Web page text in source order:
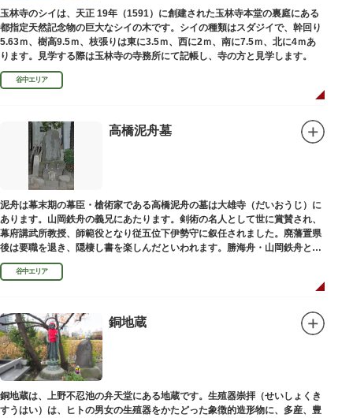
御利益にあやかりながらの散策は、福徳と心の安らぎを与えてくれることで
しょう。
玉林寺のシイは、天正 19年（1591）に創建された玉林寺本堂の裏庭にある
都指定天然記念物の巨大なシイの木です。シイの種類はスダジイで、幹回り
5.63ｍ、樹高9.5ｍ、枝張りは東に3.5ｍ、西に2ｍ、南に7.5ｍ、北に4ｍあ
ります。見学する際は玉林寺の寺務所にて記帳し、寺の方と見学します。
谷中エリア
高橋泥舟墓
泥舟は幕末期の幕臣・槍術家である高橋泥舟の墓は大雄寺（だいおうじ）に
あります。山岡鉄舟の義兄にあたります。剣術の名人として世に賞賛され、
幕府講武所教授、師範役となり従五位下伊勢守に叙任されました。廃藩置県
後は要職を退き、隠棲し書を楽しんだといわれます。勝海舟・山岡鉄舟と共
に幕末の三舟といわれています。
谷中エリア
銅地蔵
銅地蔵は、上野不忍池の弁天堂にある地蔵です。生殖器崇拝（せいしょくき
すうはい）は、ヒトの男女の生殖器をかたどった象徴的造形物に、多産、豊